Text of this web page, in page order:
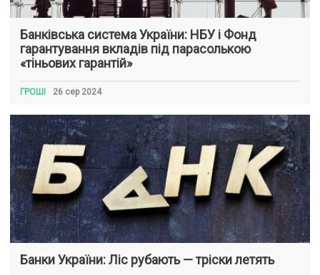
Банківська система України: НБУ і Фонд
гарантування вкладів під парасолькою
«тіньових гарантій»
ГРОШІ 26 сер 2024
Банки України: Ліс рубають — тріски летять